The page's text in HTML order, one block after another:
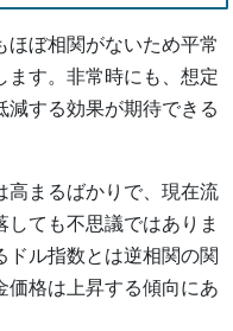
ほぼ相関がないため平常
ます。非常時にも、想定
減する効果が期待できる
高まるばかりで、現在流
ても不思議ではありま
ドル指数とは逆相関の関
価格は上昇する傾向にあ